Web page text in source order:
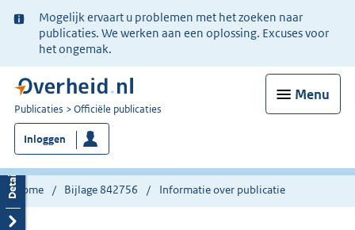
Ter
informatie:
Mogelijk ervaart u problemen met het zoeken naar
publicaties. We werken aan een oplossing. Excuses voor
het ongemak.
Menu
U
bent
nu
hier:
Publicaties Officiële publicaties
Inloggen
Home Bijlage 842756 Informatie over publicatie